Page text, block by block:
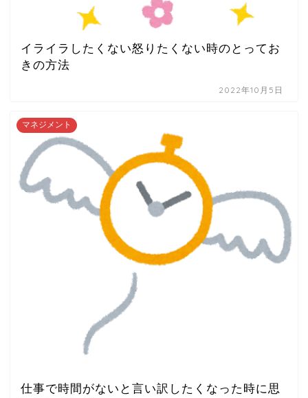
イライラしたくない怒りたくない時のとってお
きの方法
2022年10月5日
マネジメント
仕事で時間がないと言い訳したくなった時に思